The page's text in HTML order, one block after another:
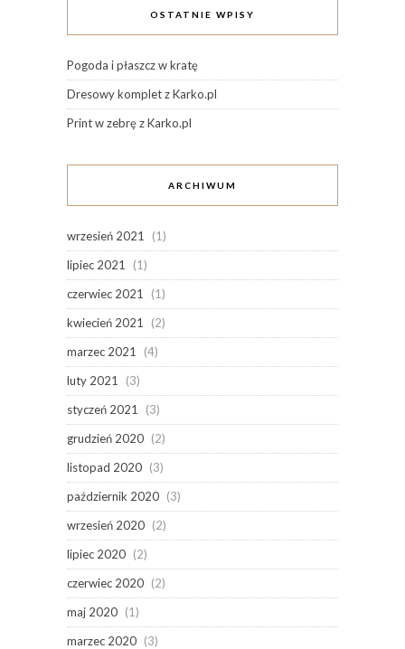
OSTATNIE WPISY
Pogoda i płaszcz w kratę
Dresowy komplet z Karko.pl
Print w zebrę z Karko.pl
ARCHIWUM
wrzesień 2021
(1)
lipiec 2021
(1)
czerwiec 2021
(1)
kwiecień 2021
(2)
marzec 2021
(4)
luty 2021
(3)
styczeń 2021
(3)
grudzień 2020 (2)
listopad 2020 (3)
październik 2020 (3)
wrzesień 2020 (2)
lipiec 2020 (2)
czerwiec 2020 (2)
maj 2020 (1)
marzec 2020 (3)